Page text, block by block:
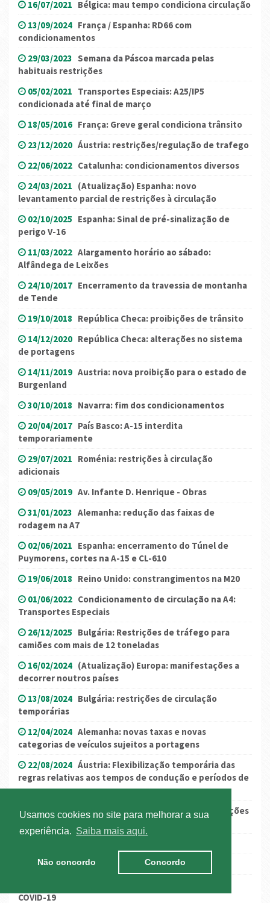
Usamos cookies no site para melhorar a sua
experiência.
Saiba mais aqui.
Não concordo Concordo
16/07/2021 Bélgica: mau tempo condiciona circulação
13/09/2024 França / Espanha: RD66 com
condicionamentos
29/03/2023 Semana da Páscoa marcada pelas
habituais restrições
05/02/2021 Transportes Especiais: A25/IP5
condicionada até final de março
18/05/2016 França: Greve geral condiciona trânsito
23/12/2020 Áustria: restrições/regulação de trafego
22/06/2022 Catalunha: condicionamentos diversos
24/03/2021 (Atualização) Espanha: novo
levantamento parcial de restrições à circulação
02/10/2025 Espanha: Sinal de pré-sinalização de
perigo V-16
11/03/2022 Alargamento horário ao sábado:
Alfândega de Leixões
24/10/2017 Encerramento da travessia de montanha
de Tende
19/10/2018 República Checa: proibições de trânsito
14/12/2020 República Checa: alterações no sistema
de portagens
14/11/2019 Austria: nova proibição para o estado de
Burgenland
30/10/2018 Navarra: fim dos condicionamentos
20/04/2017 País Basco: A-15 interdita
temporariamente
29/07/2021 Roménia: restrições à circulação
adicionais
09/05/2019 Av. Infante D. Henrique - Obras
31/01/2023 Alemanha: redução das faixas de
rodagem na A7
02/06/2021 Espanha: encerramento do Túnel de
Puymorens, cortes na A-15 e CL-610
19/06/2018 Reino Unido: constrangimentos na M20
01/06/2022 Condicionamento de circulação na A4:
Transportes Especiais
26/12/2025 Bulgária: Restrições de tráfego para
camiões com mais de 12 toneladas
16/02/2024 (Atualização) Europa: manifestações a
decorrer noutros países
13/08/2024 Bulgária: restrições de circulação
temporárias
12/04/2024 Alemanha: novas taxas e novas
categorias de veículos sujeitos a portagens
22/08/2024 Áustria: Flexibilização temporária das
regras relativas aos tempos de condução e períodos de
repouso
09/11/2020 Reino Unido/Dinamarca: novas restrições
26/06/2020 Túnel do Frejus: novas regras
COVID-19